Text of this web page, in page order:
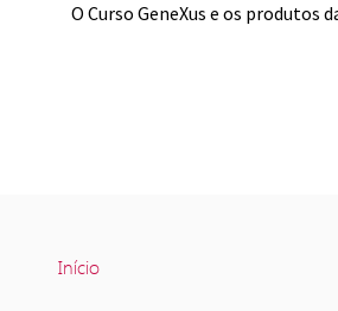
O Curso GeneXus e os produtos
Início